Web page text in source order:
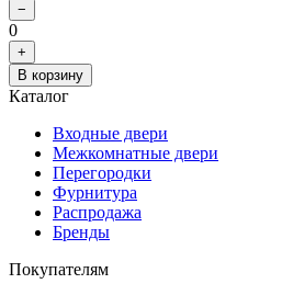
−
0
+
В корзину
Каталог
Входные двери
Межкомнатные двери
Перегородки
Фурнитура
Распродажа
Бренды
Покупателям